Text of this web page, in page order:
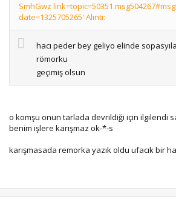
SmhGwz
date=1325705265' Alıntı:
hacı peder bey geliyo elinde sopasyıla
römorku
geçimiş olsun
o komşu onun tarlada devrildiği için ilgilendi
benim işlere karışmaz ok-*-s
karışmasada remorka yazık oldu ufacık bir